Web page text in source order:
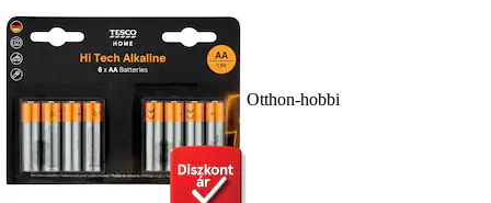
Otthon-hobbi